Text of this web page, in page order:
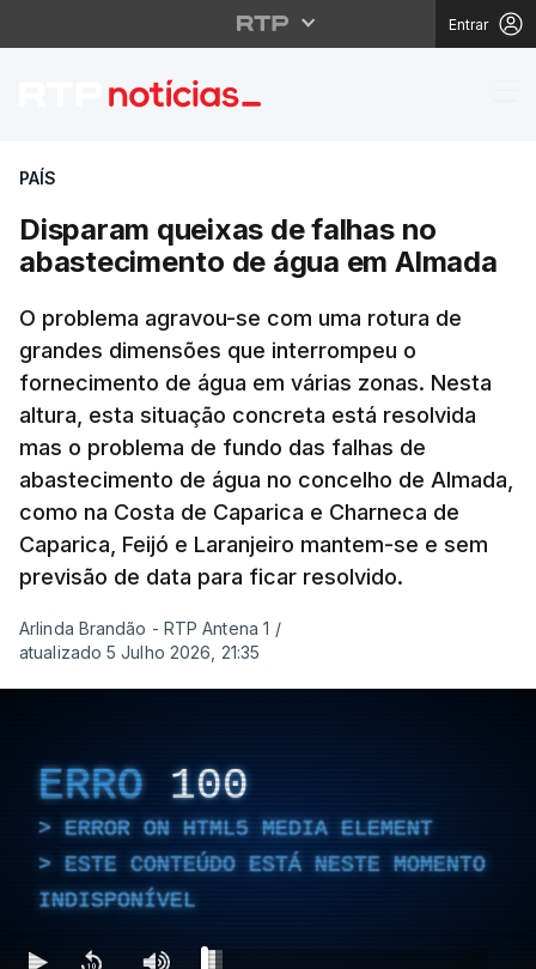
Entrar
Disparam queixas de
PAÍS
Disparam queixas de falhas no
abastecimento de água em Almada
O problema agravou-se com uma rotura de
grandes dimensões que interrompeu o
fornecimento de água em várias zonas. Nesta
altura, esta situação concreta está resolvida
mas o problema de fundo das falhas de
abastecimento de água no concelho de Almada,
como na Costa de Caparica e Charneca de
Caparica, Feijó e Laranjeiro mantem-se e sem
previsão de data para ficar resolvido.
Arlinda Brandão - RTP Antena 1 /
atualizado 5 Julho 2026, 21:35
ERRO 100
ERROR ON HTML5 MEDIA ELEMENT
ESTE CONTEÚDO ESTÁ NESTE MOMENTO
INDISPONÍVEL